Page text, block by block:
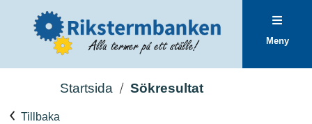
Meny
Startsida Sökresultat
Tillbaka